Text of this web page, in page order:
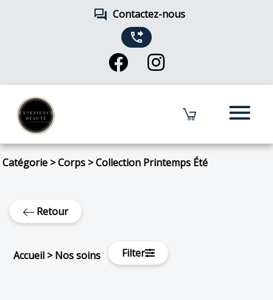
forum Contactez-nous
phone_forwarded
menu
Catégorie >Corps >Collection Printemps Été
Retour
Accueil >Nos soins Filter